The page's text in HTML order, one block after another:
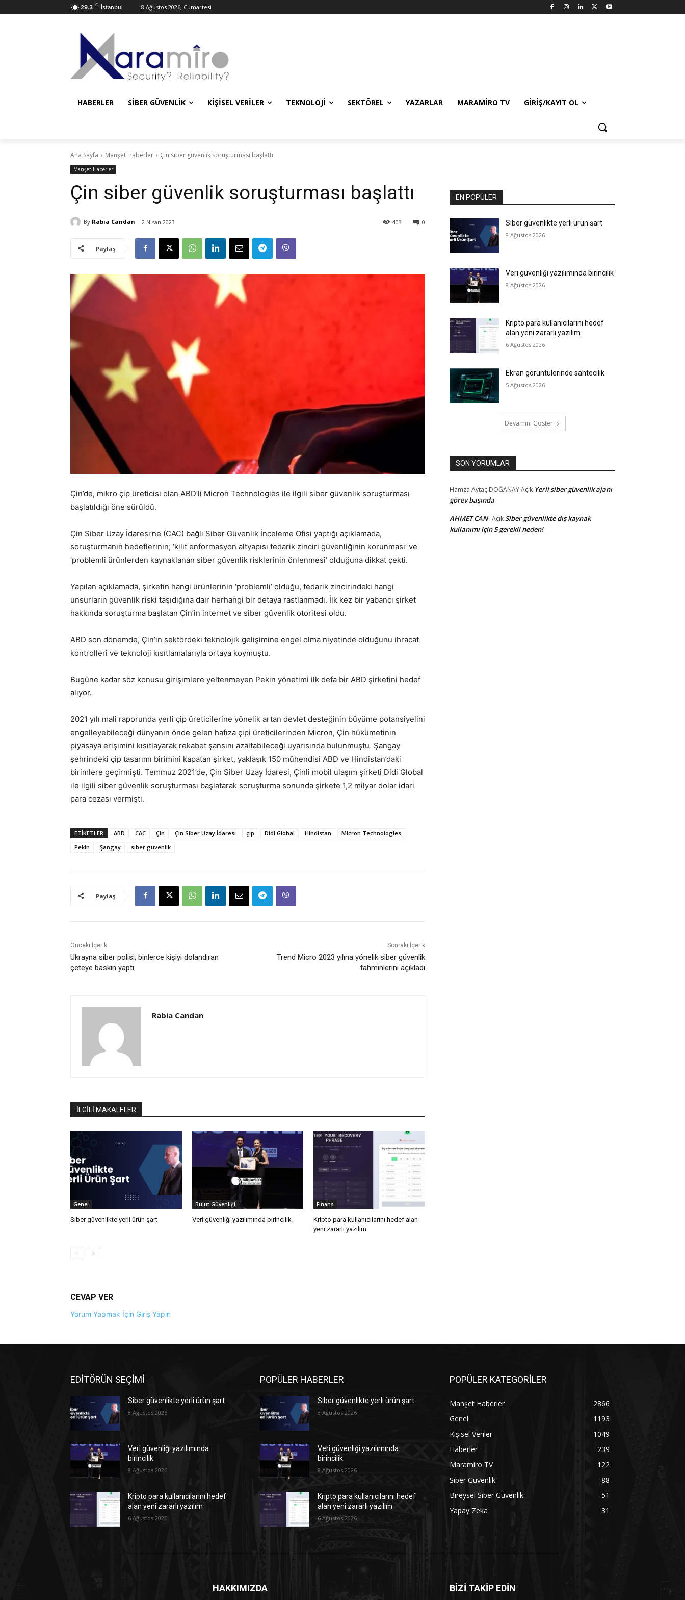
29.3 C İstanbul 8 Ağustos 2026, Cumartesi
HABERLER SIBER GÜVENLIK KIŞISEL VERILER TEKNOLOJI SEKTÖREL YAZARLAR MARAMIRO TV GIRIŞ/KAYIT OL
Ana Sayfa Manşet Haberler Çin siber güvenlik soruşturması başlattı
Manşet Haberler
Çin siber güvenlik soruşturması başlattı
By Rabia Candan 2 Nisan 2023 0
403
Paylaş
Çin’de, mikro çip üreticisi olan ABD’li Micron Technologies ile ilgili siber güvenlik soruşturması
başlatıldığı öne sürüldü.
Çin Siber Uzay İdaresi’ne (CAC) bağlı Siber Güvenlik İnceleme Ofisi yaptığı açıklamada,
soruşturmanın hedeflerinin; ‘kilit enformasyon altyapısı tedarik zinciri güvenliğinin korunması’ ve
‘problemli ürünlerden kaynaklanan siber güvenlik risklerinin önlenmesi’ olduğuna dikkat çekti.
Yapılan açıklamada, şirketin hangi ürünlerinin ‘problemli’ olduğu, tedarik zincirindeki hangi
unsurların güvenlik riski taşıdığına dair herhangi bir detaya rastlanmadı. İlk kez bir yabancı şirket
hakkında soruşturma başlatan Çin’in internet ve siber güvenlik otoritesi oldu.
ABD son dönemde, Çin’in sektördeki teknolojik gelişimine engel olma niyetinde olduğunu ihracat
kontrolleri ve teknoloji kısıtlamalarıyla ortaya koymuştu.
Bugüne kadar söz konusu girişimlere yeltenmeyen Pekin yönetimi ilk defa bir ABD şirketini hedef
alıyor.
2021 yılı mali raporunda yerli çip üreticilerine yönelik artan devlet desteğinin büyüme potansiyelini
engelleyebileceği dünyanın önde gelen hafıza çipi üreticilerinden Micron, Çin hükümetinin
piyasaya erişimini kısıtlayarak rekabet şansını azaltabileceği uyarısında bulunmuştu. Şangay
şehrindeki çip tasarımı birimini kapatan şirket, yaklaşık 150 mühendisi ABD ve Hindistan’daki
birimlere geçirmişti. Temmuz 2021’de, Çin Siber Uzay İdaresi, Çinli mobil ulaşım şirketi Didi Global
ile ilgili siber güvenlik soruşturması başlatarak soruşturma sonunda şirkete 1,2 milyar dolar idari
para cezası vermişti.
ETİKETLER ABD CAC Çin Çin Siber Uzay İdaresi çip Didi Global Hindistan
Micron Technologies
Pekin
Şangay siber güvenlik
Paylaş
Önceki İçerik
Ukrayna siber polisi, binlerce kişiyi dolandıran
çeteye baskın yaptı
Sonraki İçerik
Trend Micro 2023 yılına yönelik siber güvenlik
tahminlerini açıkladı
Rabia Candan
İLGİLİ MAKALELER
Genel
Siber güvenlikte yerli ürün şart
Bulut Güvenliği
Veri güvenliği yazılımında birincilik
Finans
Kripto para kullanıcılarını hedef alan
yeni zararlı yazılım
CEVAP VER
Yorum Yapmak İçin Giriş Yapın
EN POPÜLER
Siber güvenlikte yerli ürün şart
8 Ağustos 2026
Veri güvenliği yazılımında birincilik
8 Ağustos 2026
Kripto para kullanıcılarını hedef
alan yeni zararlı yazılım
6 Ağustos 2026
Ekran görüntülerinde sahtecilik
5 Ağustos 2026
Devamını Göster
SON YORUMLAR
Hamza Aytaç DOĞANAYAçık Yerli siber güvenlik ajanı
görev başında
AHMET CAN AçıkSiber güvenlikte dış kaynak
kullanımı için 5 gerekli neden!
EDİTÖRÜN SEÇİMİ
Siber güvenlikte yerli ürün şart
8 Ağustos 2026
Veri güvenliği yazılımında
birincilik
8 Ağustos 2026
Kripto para kullanıcılarını hedef
alan yeni zararlı yazılım
6 Ağustos 2026
POPÜLER HABERLER
Siber güvenlikte yerli ürün şart
8 Ağustos 2026
Veri güvenliği yazılımında
birincilik
8 Ağustos 2026
Kripto para kullanıcılarını hedef
alan yeni zararlı yazılım
6 Ağustos 2026
POPÜLER KATEGORİLER
Manşet Haberler
2866
Genel
1193
Kişisel Veriler
1049
Haberler
239
Maramiro TV
122
Siber Güvenlik
88
Bireysel Siber Güvenlik
51
Yapay Zeka
31
HAKKIMIZDA BİZİ TAKİP EDİN